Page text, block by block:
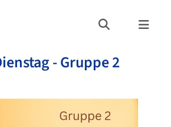
- Gruppe 2